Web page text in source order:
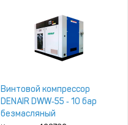
Винтовой компрессор
DENAIR DWW‑55 ‑ 10 бар
безмасляный